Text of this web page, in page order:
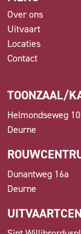
Over ons
Uitvaart
Locaties
Contact
TOONZAAL/
Helmondseweg
Deurne
Dunantweg 16a
Deurne